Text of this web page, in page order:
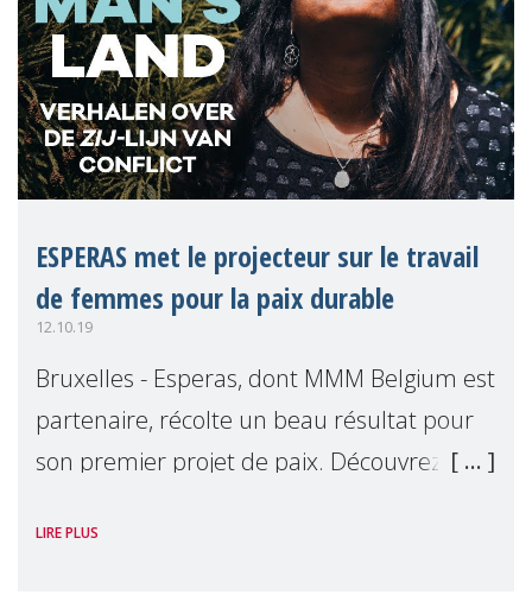
ESPERAS met le projecteur sur le travail
de femmes pour la paix durable
12.10.19
Bruxelles - Esperas, dont MMM Belgium est
partenaire, récolte un beau résultat pour
son premier projet de paix. Découvrez de
sont pas seulement des victimes, mais font
LIRE PLUS